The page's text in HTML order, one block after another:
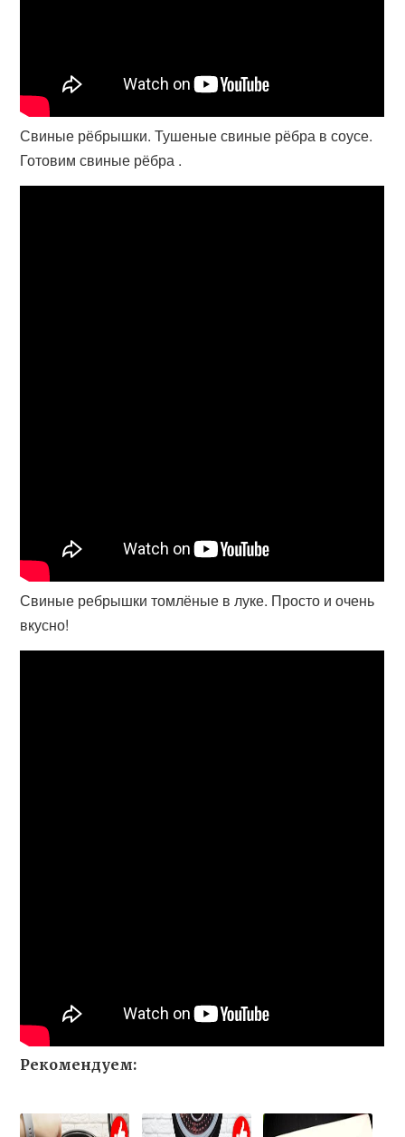
Свиные рёбрышки. Тушеные свиные рёбра в соусе.
Готовим свиные рёбра .
Свиные ребрышки томлёные в луке. Просто и очень
вкусно!
Рекомендуем: